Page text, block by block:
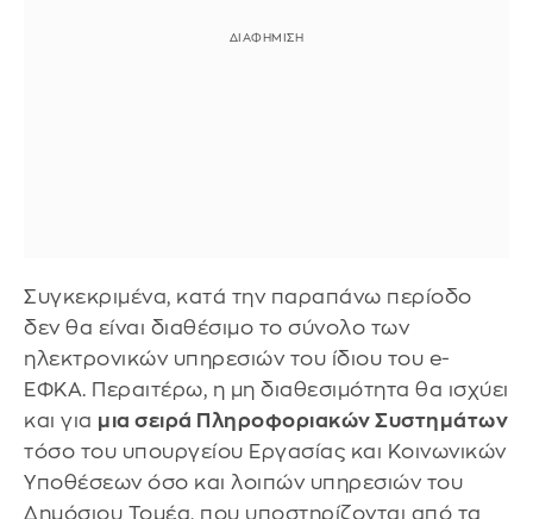
Συγκεκριμένα, κατά την παραπάνω περίοδο
δεν θα είναι διαθέσιμο το σύνολο των
ηλεκτρονικών υπηρεσιών του ίδιου του e-
ΕΦΚΑ. Περαιτέρω, η μη διαθεσιμότητα θα ισχύει
και για μια σειρά Πληροφοριακών Συστημάτων
τόσο του υπουργείου Εργασίας και Κοινωνικών
Υποθέσεων όσο και λοιπών υπηρεσιών του
Δημόσιου Τομέα, που υποστηρίζονται από τα